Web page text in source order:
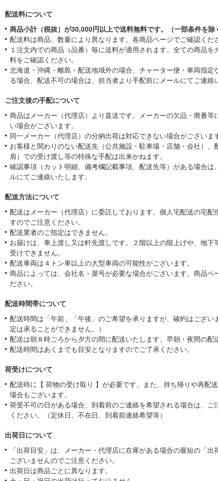
配送料について
商品小計（税抜）が30,000円以上で送料無料です。（一部条件を除
配送料は商品、数量により異なります。各商品ページでご確認くだ
１注文内での商品（品番）毎に送料が適用されます。全ての商品を
料をご確認ください。
北海道・沖縄・離島・配送地域外の場合、チャーター便・車両指定
る場合、配送不可の場合は、担当者より手配前にメールにてご連絡
ご注文後の手配について
商品はメーカー（代理店）より直送です。メーカーの欠品・廃番等
い場合がございます。
同一メーカー（代理店）の分納出荷は対応できない場合がございま
お客様と関わりのない配送先（公共施設・駐車場・店舗・会社）、
肩）での受け渡し等の特殊な手配は出来かねます。
確認事項（カット明細、備考欄記載事項、配送先等）がある場合は
ルにてご連絡いたします。
配送方法について
配送はメーカー（代理店）に委託しております。個人宅配送の宅配
すのでご注意ください。
配送業者のご指定はできません。
お届けは、車上渡し又は軒先渡しです。２階以上の階上げや、地下
受けできません。
配送車両は４トン車以上の大型車両の可能性がございます。
商品によっては、会社名・屋号が必要な場合がございます。商品ペ
ださい。
配送時間帯について
配送時間は「午前」「午後」のご希望を承りますが、確約はござい
定は承ることができません。）
配送は朝８時ごろから夕方の間に配送いたします。早朝・夜間の配
配送時間はあくまでも目安となりますのでご了承ください。
荷受けについて
配送時に【 荷物の受け取り 】が必要です。また、持ち帰りや再配
場合もございます。
荷受不可の日がある場合、到着前のご連絡を希望される場合は、ご
ください。（定休日、不在日、到着前連絡希望等）
出荷日について
「出荷目安」は、メーカー・代理店に在庫がある場合の最短の「
ございませんのでご注意ください。
出荷日は商品ごとに異なります。